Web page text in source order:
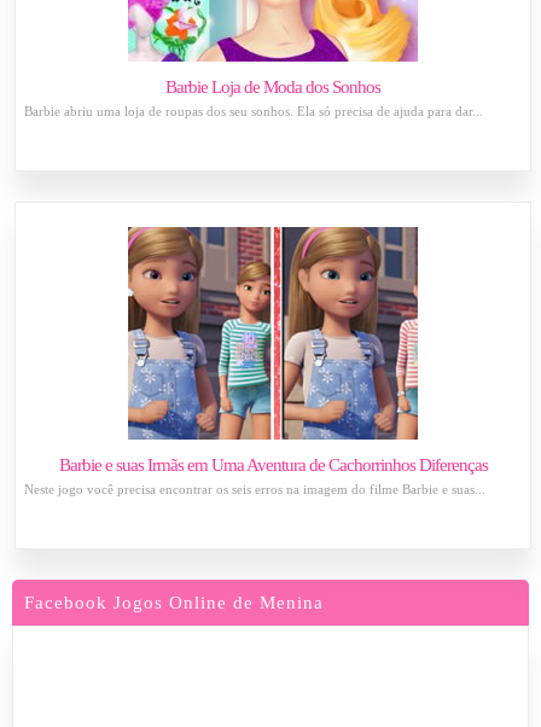
Barbie Loja de Moda dos Sonhos
Barbie abriu uma loja de roupas dos seu sonhos. Ela só precisa de ajuda para dar...
Barbie e suas Irmãs em Uma Aventura de Cachorrinhos Diferenças
Neste jogo você precisa encontrar os seis erros na imagem do filme Barbie e suas...
Facebook Jogos Online de Menina